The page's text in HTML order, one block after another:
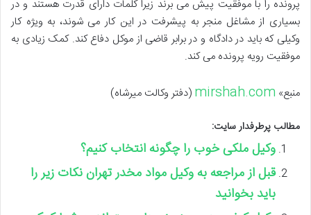
پرونده را با موفقیت پیش می برند زیرا کلمات دارای قدرت هستند و در
بسیاری از مشاغل منجر به پیشرفت در این کار می شوند، به ویژه کار
وکیلی که باید در دادگاه و در برابر قاضی از موکل دفاع کند. کمک زیادی به
موفقیت رویه پرونده می کند.
منبع» mirshah.com (دفتر وکالت میرشاه)
مطالب پرطرفدار سایت:
وکیل ملکی خوب را چگونه انتخاب کنیم؟
قبل از مراجعه به وکیل مواد مخدر تهران نکات زیر را
باید بخوانید